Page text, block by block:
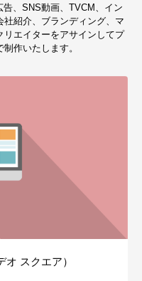
、SNS動画、TVCM、イン
紹介、ブランディング、マ
リエイターをアサインしてプ
作いたします。
スクエア）